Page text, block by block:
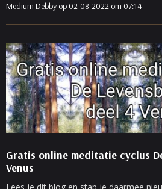
Medium Debby op 02-08-2022 om 07:14
Gratis online meditatie cyclus
Venus